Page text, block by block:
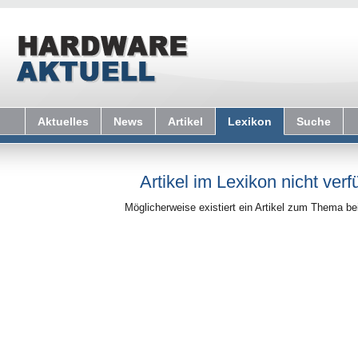
Aktuelles News Artikel Lexikon Suche
Artikel im Lexikon nicht
Möglicherweise existiert ein Artikel zum Thema